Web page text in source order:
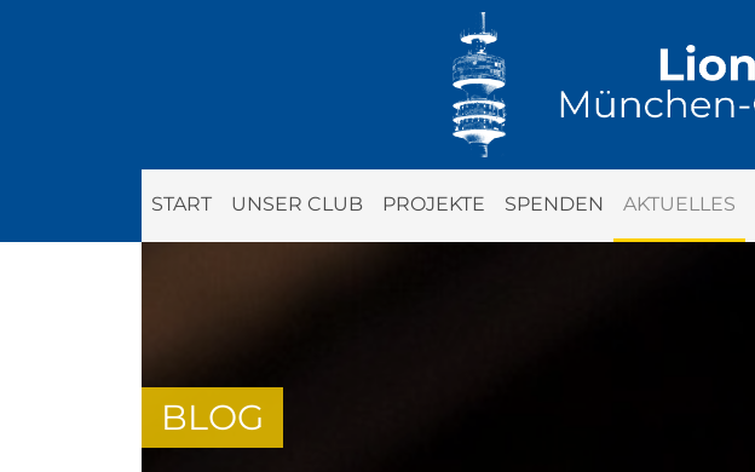
START UNSER CLUB PROJEKTE SPENDEN AKTUELLES
BLOG